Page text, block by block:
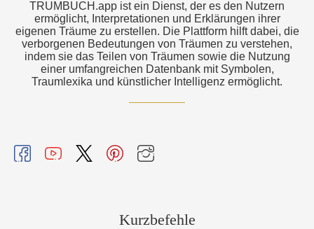
TRUMBUCH.app ist ein Dienst, der es den Nutzern
ermöglicht, Interpretationen und Erklärungen ihrer
eigenen Träume zu erstellen. Die Plattform hilft dabei, die
verborgenen Bedeutungen von Träumen zu verstehen,
indem sie das Teilen von Träumen sowie die Nutzung
einer umfangreichen Datenbank mit Symbolen,
Traumlexika und künstlicher Intelligenz ermöglicht.
Kurzbefehle